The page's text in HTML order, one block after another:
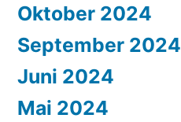
Oktober 2024
September 2024
Juni 2024
Mai 2024